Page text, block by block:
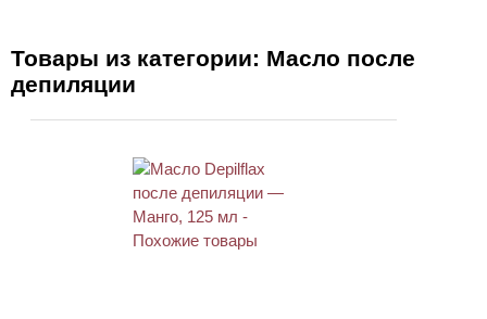
Товары из категории: Масло после
депиляции